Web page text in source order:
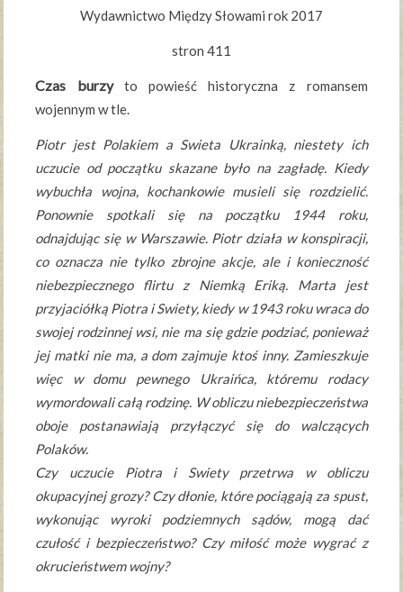
Wydawnictwo Między Słowami rok 2017
stron 411
Czas burzyto powieść historyczna z romansem
wojennym w tle.
Piotr jest Polakiem a Swieta Ukrainką, niestety ich
uczucie od początku skazane było na zagładę. Kiedy
wybuchła wojna, kochankowie musieli się rozdzielić.
Ponownie spotkali się na początku 1944 roku,
odnajdując się w Warszawie. Piotr działa w konspiracji,
co oznacza nie tylko zbrojne akcje, ale i konieczność
niebezpiecznego flirtu z Niemką Eriką. Marta jest
przyjaciółką Piotra i Swiety, kiedy w 1943 roku wraca do
swojej rodzinnej wsi, nie ma się gdzie podziać, ponieważ
jej matki nie ma, a dom zajmuje ktoś inny. Zamieszkuje
więc w domu pewnego Ukraińca, któremu rodacy
wymordowali całą rodzinę. W obliczu niebezpieczeństwa
oboje postanawiają przyłączyć się do walczących
Polaków.
Czy uczucie Piotra i Swiety przetrwa w obliczu
okupacyjnej grozy? Czy dłonie, które pociągają za spust,
wykonując wyroki podziemnych sądów, mogą dać
czułość i bezpieczeństwo? Czy miłość może wygrać z
okrucieństwem wojny?